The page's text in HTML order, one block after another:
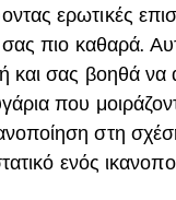
ερωτικές
πιο καθαρά.
και σας βοηθά να
που
στη
ενός